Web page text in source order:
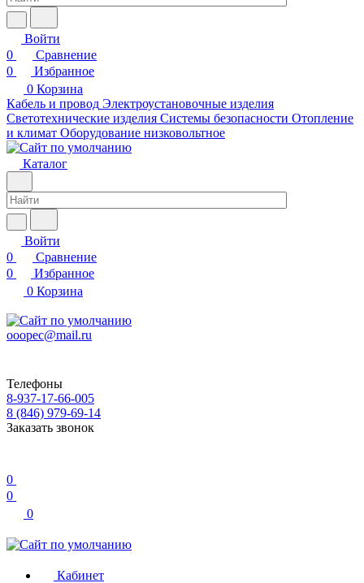
Войти
0
Сравнение
0
Избранное
0 Корзина
Кабель и провод Электроустановочные изделия
Светотехнические изделия Системы безопасности Отопление
и климат Оборудование низковольтное
Каталог
Войти
0
Сравнение
0
Избранное
0 Корзина
ooopec@mail.ru
Телефоны
8-937-17-66-005
8 (846) 979-69-14
Заказать звонок
0
0
0
Кабинет